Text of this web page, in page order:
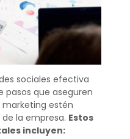
sociales efectiva
pasos que aseguren
marketing estén
la empresa. Estos
incluyen: